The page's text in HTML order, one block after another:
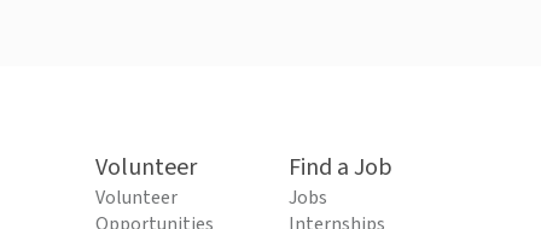
Volunteer
Volunteer
Find a Job
Jobs